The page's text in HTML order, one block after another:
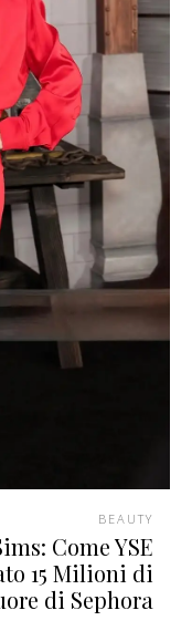
BEAUTY
Come YSE
15 Milioni di
di Sephora